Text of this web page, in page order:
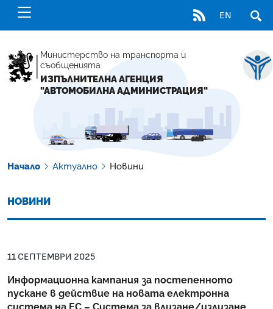
RSS EN
Министерство на транспорта и
съобщенията
ИЗПЪЛНИТЕЛНА АГЕНЦИЯ
"АВТОМОБИЛНА АДМИНИСТРАЦИЯ"
Начало Актуално Новини
НОВИНИ
11 СЕПТЕМВРИ 2025
Информационна кампания за постепенното
пускане в действие на новата електронна